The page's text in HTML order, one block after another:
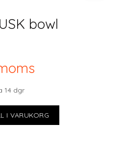
bowl
14 dgr
D6.5xH5cm mängd
I VARUKORG